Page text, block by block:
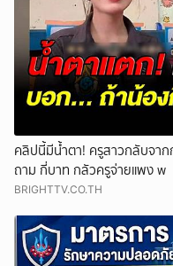
คลิปนี้มีน้ำตา! ครูสาวกลับจาก
ถาม กี่บาท กลัวครูจ่ายแพง w
BRIGHTTV.CO.TH